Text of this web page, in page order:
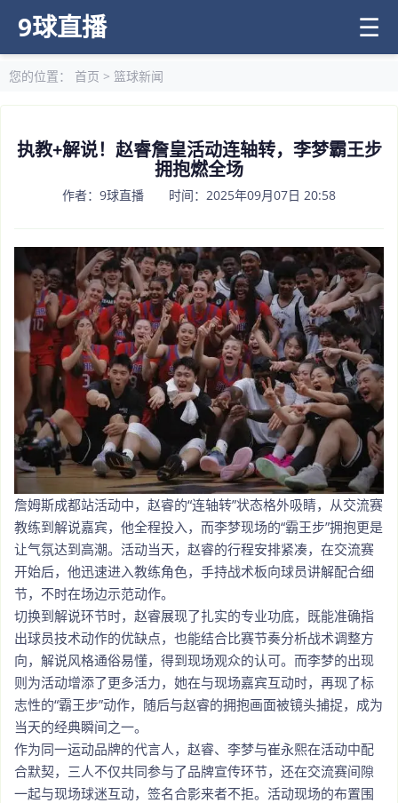
9球直播 ☰
您的位置： 首页 > 篮球新闻
执教+解说！赵睿詹皇活动连轴转，李梦霸王步
拥抱燃全场
作者：9球直播 时间：2025年09月07日 20:58
詹姆斯成都站活动中，赵睿的“连轴转”状态格外吸睛，从交流赛
教练到解说嘉宾，他全程投入，而李梦现场的“霸王步”拥抱更是
让气氛达到高潮。活动当天，赵睿的行程安排紧凑，在交流赛
开始后，他迅速进入教练角色，手持战术板向球员讲解配合细
节，不时在场边示范动作。
切换到解说环节时，赵睿展现了扎实的专业功底，既能准确指
出球员技术动作的优缺点，也能结合比赛节奏分析战术调整方
向，解说风格通俗易懂，得到现场观众的认可。而李梦的出现
则为活动增添了更多活力，她在与现场嘉宾互动时，再现了标
志性的“霸王步”动作，随后与赵睿的拥抱画面被镜头捕捉，成为
当天的经典瞬间之一。
作为同一运动品牌的代言人，赵睿、李梦与崔永熙在活动中配
合默契，三人不仅共同参与了品牌宣传环节，还在交流赛间隙
一起与现场球迷互动，签名合影来者不拒。活动现场的布置围